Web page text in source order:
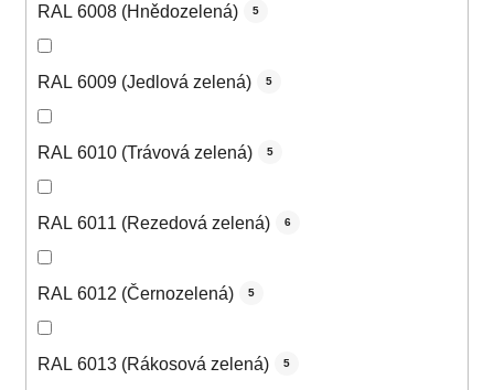
RAL 6008 (Hnědozelená) 5
RAL 6009 (Jedlová zelená) 5
RAL 6010 (Trávová zelená) 5
RAL 6011 (Rezedová zelená) 6
RAL 6012 (Černozelená) 5
RAL 6013 (Rákosová zelená) 5